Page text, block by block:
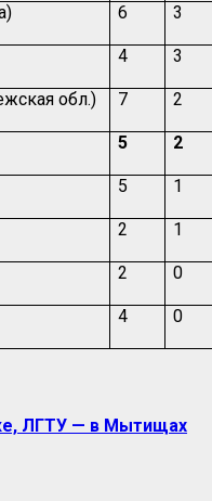
6 3
4 3
обл.) 7 2
5 2
5 1
2 1
2 0
4 0
ЛГТУ — в Мытищах